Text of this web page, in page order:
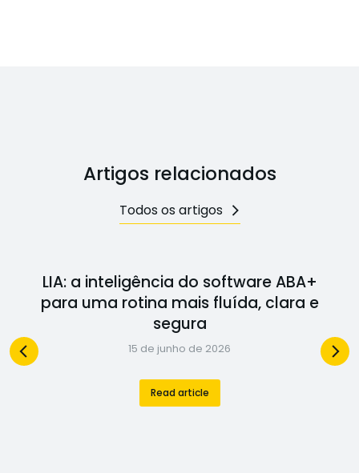
Artigos relacionados
Todos os artigos
LIA: a inteligência do software ABA+
para uma rotina mais fluída, clara e
segura
15 de junho de 2026
Read article